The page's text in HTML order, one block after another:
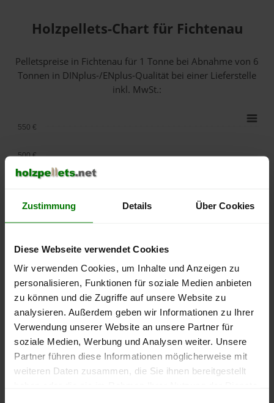
Zustimmung Details Über Cookies
Diese Webseite verwendet Cookies
Wir verwenden Cookies, um Inhalte und Anzeigen zu
personalisieren, Funktionen für soziale Medien anbieten
zu können und die Zugriffe auf unsere Website zu
analysieren. Außerdem geben wir Informationen zu Ihrer
Verwendung unserer Website an unsere Partner für
soziale Medien, Werbung und Analysen weiter. Unsere
Partner führen diese Informationen möglicherweise mit
weiteren Daten zusammen, die Sie ihnen bereitgestellt
Holzpellets-Chart für Fichtenau
Pelletspreise in Fichtenau für 1 Tonne bei Abnahmevon 6
Tonnen in DINplus-/ENplus-Qualität bei einer Lieferstelle
inkl. MwSt.:
2025
2026
2026
250 €
300 €
400 €
500 €
550 €
Die aktuelle Preisentwicklung für Holzpellets in Deutschland
können Sie jederzeit auf unsererPelletspreise-Seite